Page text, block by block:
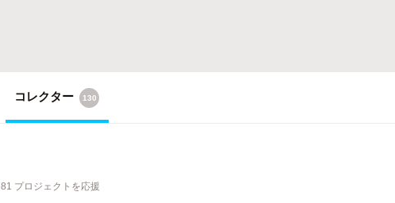
コレクター 130
81 プロジェクトを応援